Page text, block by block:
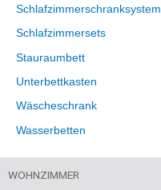
Schlafzimmerschranksystem
Schlafzimmersets
Stauraumbett
Unterbettkasten
Wäscheschrank
Wasserbetten
WOHNZIMMER